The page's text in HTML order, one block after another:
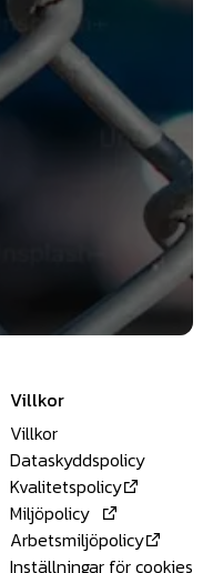
Villkor
Villkor
Dataskyddspolicy
Kvalitetspolicy
Miljöpolicy
Arbetsmiljöpolicy
Inställningar för cookies